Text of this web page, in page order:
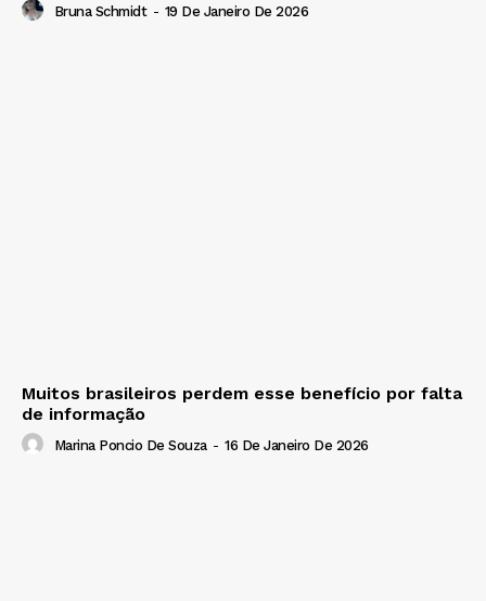
Bruna Schmidt - 19 De Janeiro De 2026
Muitos brasileiros perdem esse benefício por falta
de informação
Marina Poncio De Souza - 16 De Janeiro De 2026